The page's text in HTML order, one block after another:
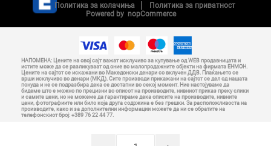
Политика за колачиња
Политика за приватност
Powered by nopCommerce
НАПОМЕНА: Цените на овој сајт важат исклучиво за купување од WEB продавницата и
истите може да се разликуваат од оние во малопродажните објекти на фирмата ЕНМОН.
Цените на сајтот се искажани во Македонски денари со вклучен ДДВ. Плаќањето се
врши исклучиво во денари (МКД). Сите производи прикажани на сајтот се дел од нашата
понуда и не се подразбира дека се достапни во секој момент. Ние настојуваме да
бидеме што е можно по прецизни во описот на производите, нивниот приказ преку слики
и самите цени, но не можеме да гарантираме дека описите на производите, нивните
цени, фотографиите или било која друга содржина е без грешки. За расположливоста на
производите, како и за дополнителни информации можете да ни се обратите на
телефонскиот број: +389 76 22 44 77.